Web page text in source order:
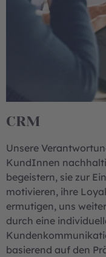
CRM
Unsere
KundInnen
begeistern, sie zur
motivieren, ihre
ermutigen, uns
durch eine
basierend auf den